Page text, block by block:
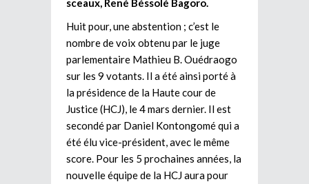
Huit pour, une abstention ; c’est le
nombre de voix obtenu par le juge
parlementaire Mathieu B. Ouédraogo
sur les 9 votants. Il a été ainsi porté à
la présidence de la Haute cour de
Justice (HCJ), le 4 mars dernier. Il est
secondé par Daniel Kontongomé qui a
été élu vice-président, avec le même
score. Pour les 5 prochaines années, la
nouvelle équipe de la HCJ aura pour